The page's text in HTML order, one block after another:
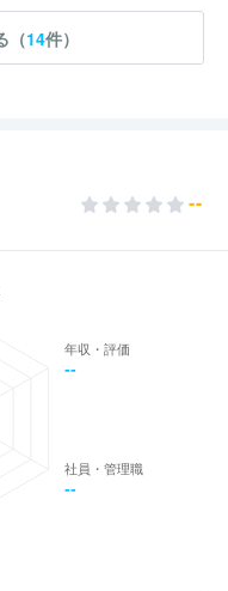
（14件）
--
年収・評価
--
社員・管理職
--